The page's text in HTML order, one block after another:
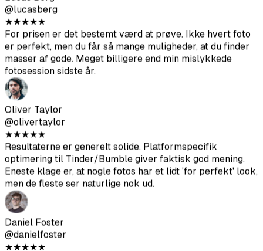
Oliver Taylor
@olivertaylor
★★★★ ★
Resultaterne er generelt solide. Platformspecifik
optimering til Tinder/Bumble giver faktisk god mening.
Eneste klage er, at nogle fotos har et lidt 'for perfekt' look,
men de fleste ser naturlige nok ud.
Daniel Foster
@danielfoster
★★★★ ★
De bedste 49 $ jeg har brugt på datingapps, ingen tvivl.
Kiggede på fotografer, der tog 300+ $ for en brøkdel af
fotos. Fik 120 fotos her, og ca. 30 af dem er faktisk
brugbare.